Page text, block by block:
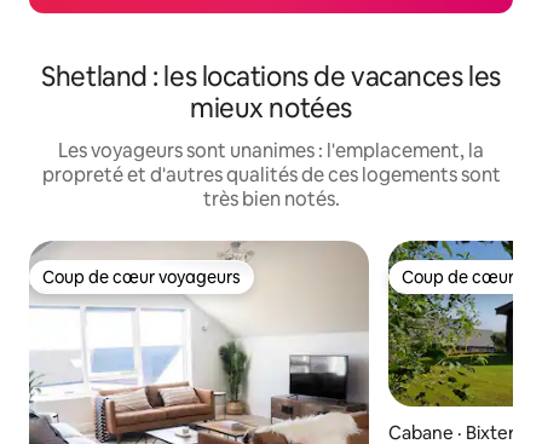
Shetland : les locations de vacances les
mieux notées
Les voyageurs sont unanimes : l'emplacement, la
propreté et d'autres qualités de ces logements sont
très bien notés.
Coup de cœur voyageurs
Coup de cœur voyageurs Coup de cœur
Coup de cœur
Cabane · Bixter